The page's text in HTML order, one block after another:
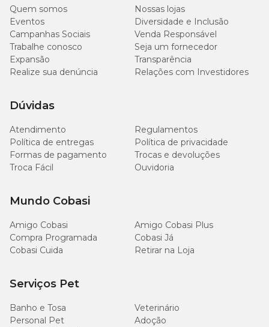
durante a primavera e o verão.
Poda
A poda não é necessária, mas pode ser feita para controlar o
crescimento e manter o formato desejado.
Quem somos
Nossas lojas
Eventos
Diversidade e Inclusão
Campanhas Sociais
Venda Responsável
Trabalhe conosco
Seja um fornecedor
Expansão
Transparência
Realize sua denúncia
Relações com Investidores
Dúvidas
Atendimento
Regulamentos
Política de entregas
Política de privacidade
Formas de pagamento
Trocas e devoluções
Troca Fácil
Ouvidoria
Mundo Cobasi
Amigo Cobasi
Amigo Cobasi Plus
Compra Programada
Cobasi Já
Cobasi Cuida
Retirar na Loja
Serviços Pet
Banho e Tosa
Veterinário
Personal Pet
Adoção